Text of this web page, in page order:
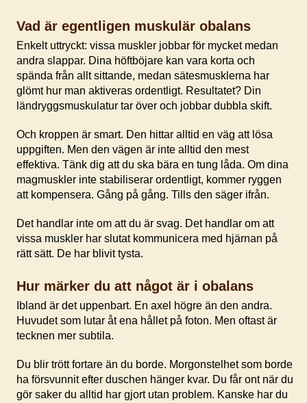
Vad är egentligen muskulär obalans
Enkelt uttryckt: vissa muskler jobbar för mycket medan
andra slappar. Dina höftböjare kan vara korta och
spända från allt sittande, medan sätesmusklerna har
glömt hur man aktiveras ordentligt. Resultatet? Din
ländryggsmuskulatur tar över och jobbar dubbla skift.
Och kroppen är smart. Den hittar alltid en väg att lösa
uppgiften. Men den vägen är inte alltid den mest
effektiva. Tänk dig att du ska bära en tung låda. Om dina
magmuskler inte stabiliserar ordentligt, kommer ryggen
att kompensera. Gång på gång. Tills den säger ifrån.
Det handlar inte om att du är svag. Det handlar om att
vissa muskler har slutat kommunicera med hjärnan på
rätt sätt. De har blivit tysta.
Hur märker du att något är i obalans
Ibland är det uppenbart. En axel högre än den andra.
Huvudet som lutar åt ena hållet på foton. Men oftast är
tecknen mer subtila.
Du blir trött fortare än du borde. Morgonstelhet som borde
ha försvunnit efter duschen hänger kvar. Du får ont när du
gör saker du alltid har gjort utan problem. Kanske har du